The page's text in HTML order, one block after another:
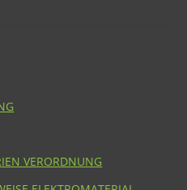
VERORDNUNG